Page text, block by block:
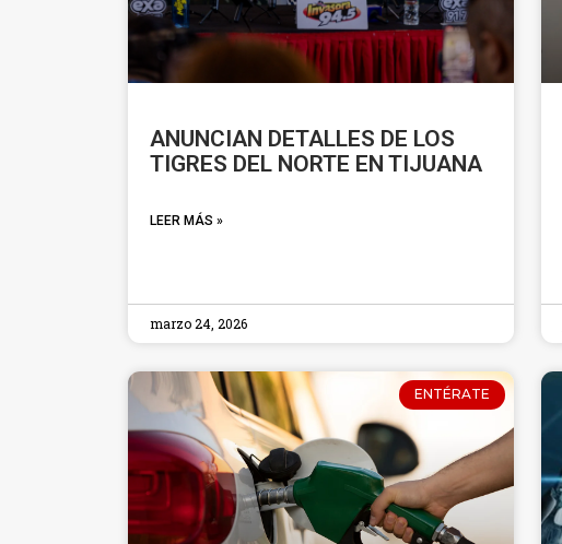
ANUNCIAN DETALLES DE LOS
TIGRES DEL NORTE EN TIJUANA
LEER MÁS »
marzo 24, 2026
ENTÉRATE